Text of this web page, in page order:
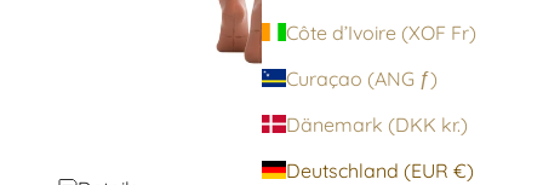
Côte d’Ivoire (XOF Fr)
Curaçao (ANG ƒ)
Dänemark (DKK kr.)
Deutschland (EUR €)